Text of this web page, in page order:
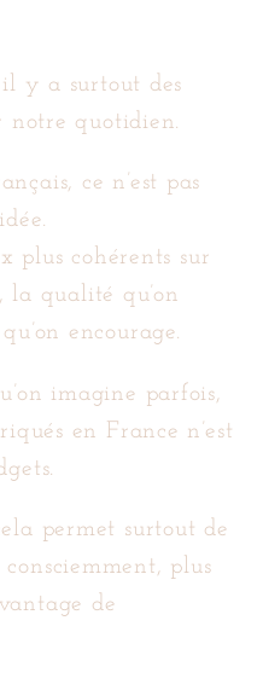
y a surtout des
notre quotidien.
ce n’est pas
plus cohérents sur
la qualité qu’on
encourage.
imagine parfois,
en France n’est
permet surtout de
plus
de